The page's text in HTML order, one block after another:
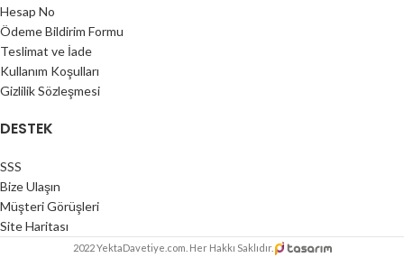
Hesap No
Ödeme Bildirim Formu
Teslimat ve İade
Kullanım Koşulları
Gizlilik Sözleşmesi
DESTEK
SSS
Bize Ulaşın
Müşteri Görüşleri
Site Haritası
2022 YektaDavetiye.com. Her Hakkı Saklıdır.